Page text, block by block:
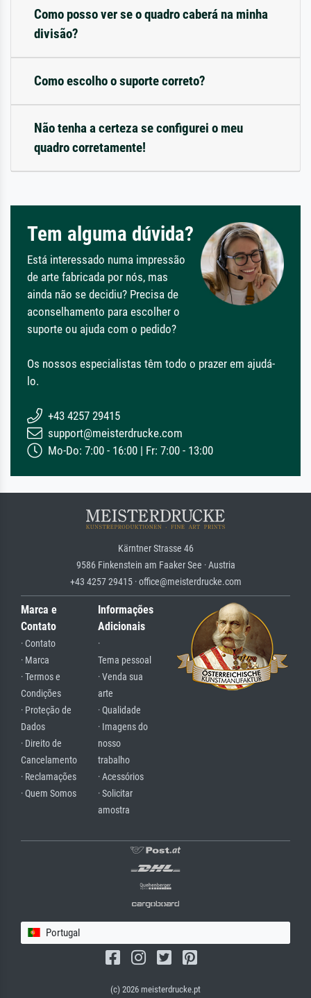
Como posso ver se o quadro caberá na minha
divisão?
Como escolho o suporte correto?
Não tenha a certeza se configurei o meu
quadro corretamente!
Tem alguma dúvida?
Está interessado numa impressão
de arte fabricada por nós, mas
ainda não se decidiu? Precisa de
aconselhamento para escolher o
suporte ou ajuda com o pedido?
Os nossos especialistas têm todo o prazer em ajudá-
lo.
+43 4257 29415
support@meisterdrucke.com
Mo-Do: 7:00 - 16:00 | Fr: 7:00 - 13:00
Kärntner Strasse 46
9586 Finkenstein am Faaker See · Austria
+43 4257 29415 · office@meisterdrucke.com
Marca e
Contato
· Contato
· Marca
· Termos e
Condições
· Proteção de
Dados
· Direito de
Cancelamento
· Reclamações
· Quem Somos
Informações
Adicionais
·
Tema pessoal
· Venda sua
arte
· Qualidade
· Imagens do
nosso
trabalho
· Acessórios
· Solicitar
amostra
Portugal
(c) 2026 meisterdrucke.pt